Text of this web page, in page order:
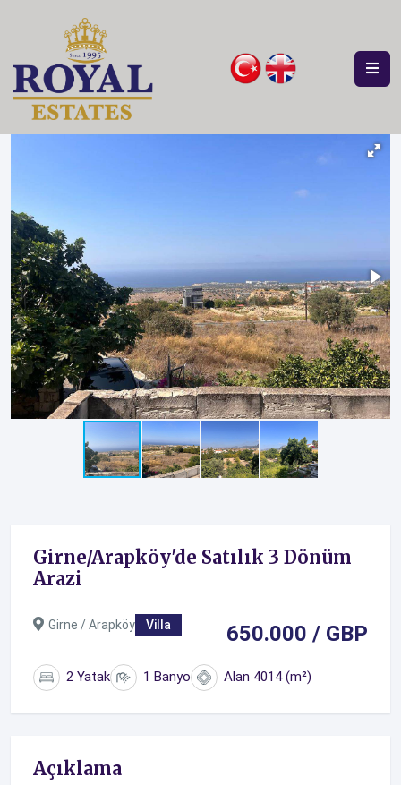
Girne/Arapköy'de Satılık 3 Dönüm
Arazi
Girne / Arapköy Villa 650.000 / GBP
2 Yatak 1 Banyo Alan 4014 (m²)
Açıklama